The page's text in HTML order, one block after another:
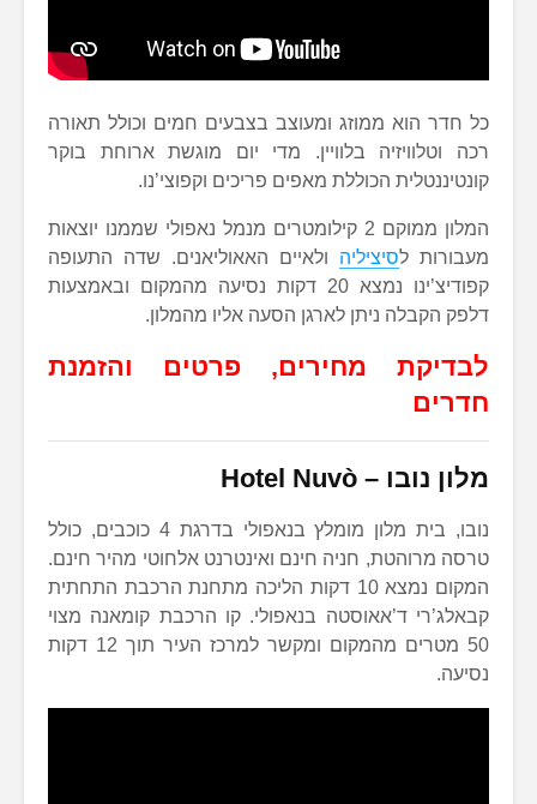
כל חדר הוא ממוזג ומעוצב בצבעים חמים וכולל תאורה
רכה וטלוויזיה בלוויין. מדי יום מוגשת ארוחת בוקר
קונטיננטלית הכוללת מאפים פריכים וקפוצי’נו.
המלון ממוקם 2 קילומטרים מנמל נאפולי שממנו יוצאות
מעבורות לסיציליה ולאיים האאוליאנים. שדה התעופה
קפודיצ’ינו נמצא 20 דקות נסיעה מהמקום ובאמצעות
דלפק הקבלה ניתן לארגן הסעה אליו מהמלון.
לבדיקת מחירים, פרטים והזמנת
חדרים
מלון נובו – Hotel Nuvò
נובו, בית מלון מומלץ בנאפולי בדרגת 4 כוכבים, כולל
טרסה מרוהטת, חניה חינם ואינטרנט אלחוטי מהיר חינם.
המקום נמצא 10 דקות הליכה מתחנת הרכבת התחתית
קבאלג’רי ד’אאוסטה בנאפולי. קו הרכבת קומאנה מצוי
50 מטרים מהמקום ומקשר למרכז העיר תוך 12 דקות
נסיעה.